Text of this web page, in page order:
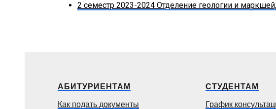
2 семестр 2023-2024 Отделение геологии и
АБИТУРИЕНТАМ
Как подать документы
СТУДЕНТАМ
График